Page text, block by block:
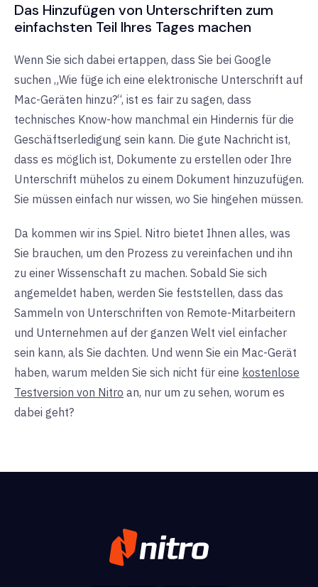
Das Hinzufügen von Unterschriften zum
einfachsten Teil Ihres Tages machen
Wenn Sie sich dabei ertappen, dass Sie bei Google
suchen „Wie füge ich eine elektronische Unterschrift auf
Mac-Geräten hinzu?“, ist es fair zu sagen, dass
technisches Know-how manchmal ein Hindernis für die
Geschäftserledigung sein kann. Die gute Nachricht ist,
dass es möglich ist, Dokumente zu erstellen oder Ihre
Unterschrift mühelos zu einem Dokument hinzuzufügen.
Sie müssen einfach nur wissen, wo Sie hingehen müssen.
Da kommen wir ins Spiel. Nitro bietet Ihnen alles, was
Sie brauchen, um den Prozess zu vereinfachen und ihn
zu einer Wissenschaft zu machen. Sobald Sie sich
angemeldet haben, werden Sie feststellen, dass das
Sammeln von Unterschriften von Remote-Mitarbeitern
und Unternehmen auf der ganzen Welt viel einfacher
sein kann, als Sie dachten. Und wenn Sie ein Mac-Gerät
haben, warum melden Sie sich nicht für eine kostenlose
Testversion von Nitro an, nur um zu sehen, worum es
dabei geht?